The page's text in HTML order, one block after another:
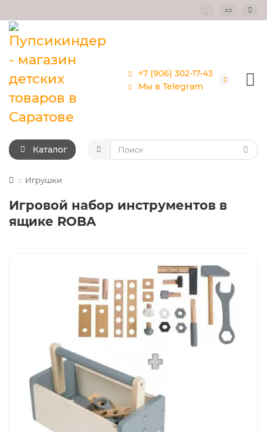
+7 (906) 302-17-43
Мы в Telegram
Каталог
Игрушки
Игровой набор инструментов в
ящике ROBA